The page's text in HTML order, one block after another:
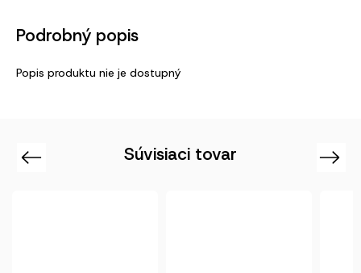
Podrobný popis
Popis produktu nie je dostupný
Súvisiaci tovar
Previous Next